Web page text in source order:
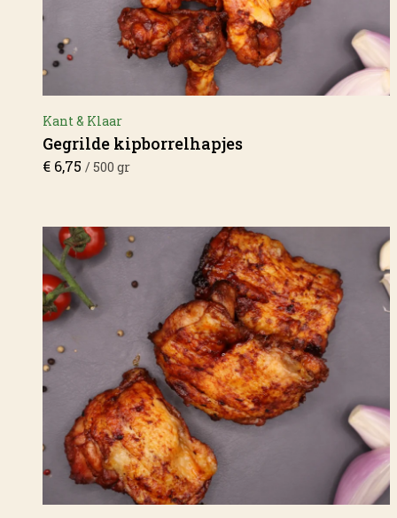
Kant & Klaar
Gegrilde kipborrelhapjes
€ 6,75 / 500 gr